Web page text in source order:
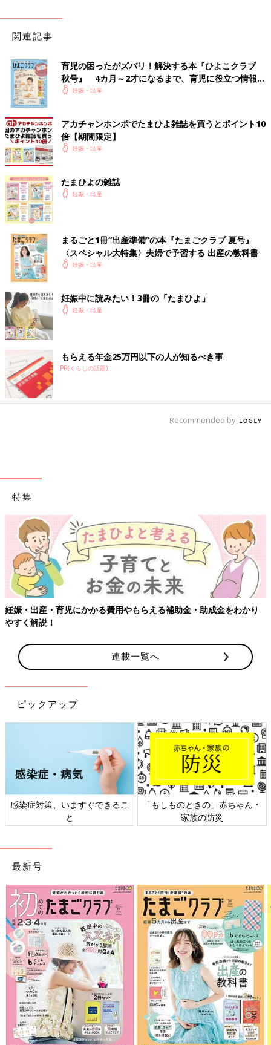
関連記事
育児の困ったがズバリ！解決する本『ひよこクラブ
秋号』 4カ月～2才になるまで、育児に役立つ情報が
いっぱい！
妊娠・出産
アカチャンホンポでたまひよ雑誌を買うとポイント10
倍【期間限定】
妊娠・出産
たまひよの雑誌
妊娠・出産
まるごと1冊“出産準備”の本『たまごクラブ 夏号』
〈スペシャル大特集〉夫婦で予習する 出産の教科書
妊娠・出産
妊娠中に読みたい！3冊の「たまひよ」
妊娠・出産
もらえる年金25万円以下の人が知るべき事
PR(くらしの話題)
Recommended by
特集
妊娠・出産・育児にかかる費用やもらえる補助金・助成金をわかり
やすく解説！
連載一覧へ
ピックアップ
感染症対策、いますぐできるこ
と
「もしものときの」赤ちゃん・
家族の防災
最新号